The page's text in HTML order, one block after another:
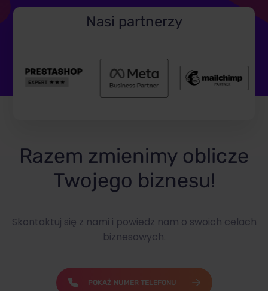
Nasi partnerzy
Razem zmienimy oblicze
Twojego biznesu!
Skontaktuj się z nami i powiedz nam o swoich celach
biznesowych.
POKAŻ NUMER TELEFONU